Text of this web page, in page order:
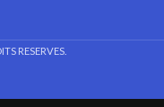
RESERVES.